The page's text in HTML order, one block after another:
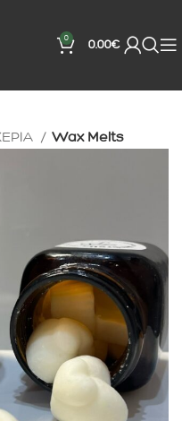
0 0.00€
Wax Melts